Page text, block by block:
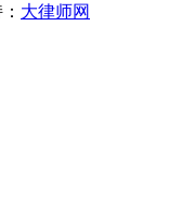
大律师网